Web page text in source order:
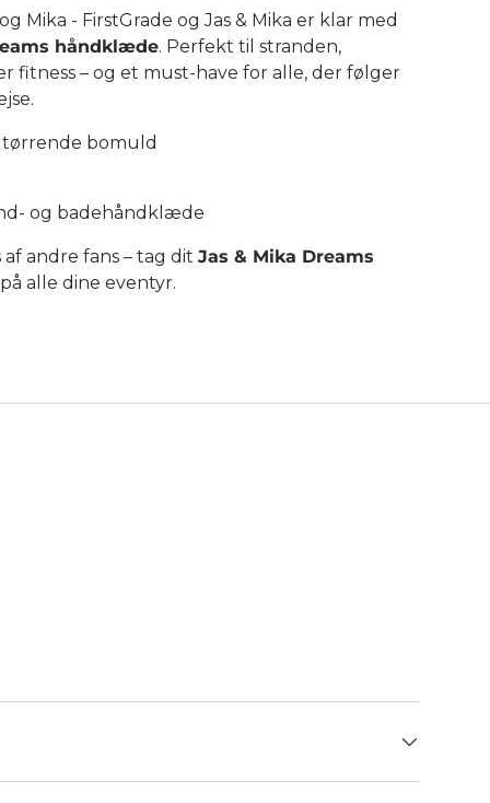
Mika - FirstGrade og Jas & Mika er klar med
håndklæde. Perfekt til stranden,
fitness – og et must-have for alle, der følger
bomuld
og badehåndklæde
af andre fans – tag ditJas & Mika Dreams
alle dine eventyr.